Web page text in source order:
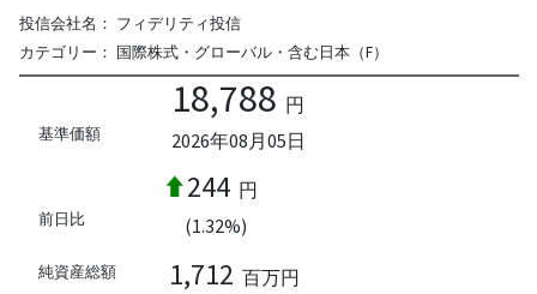
投信会社名： フィデリティ投信
カテゴリー： 国際株式・グローバル・含む日本（F）
基準価額
18,788 円
2026年08月05日
前日比
244 円
(1.32%)
純資産総額 1,712 百万円